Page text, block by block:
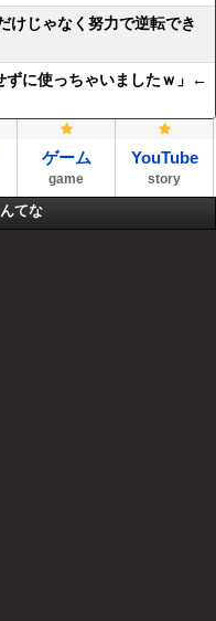
けじゃなく努力で逆転でき
ずに使っちゃいましたｗ」←
ゲーム
game
YouTube
story
てな